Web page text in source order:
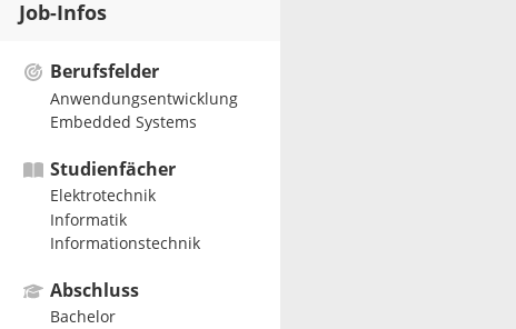
Job-Infos
Berufsfelder
Anwendungsentwicklung
Embedded Systems
Studienfächer
Elektrotechnik
Informatik
Informationstechnik
Abschluss
Bachelor